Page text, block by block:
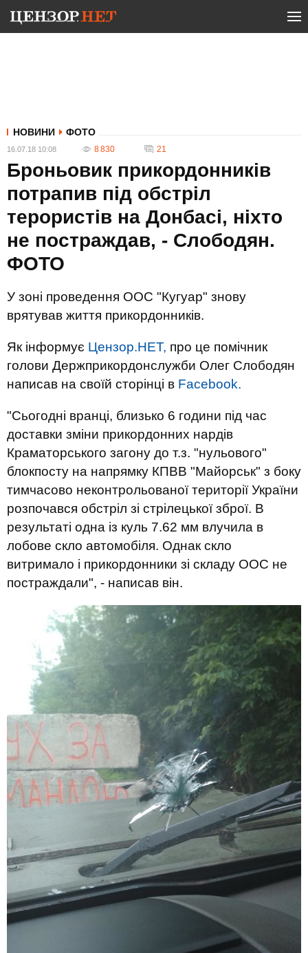
НОВИНИ ФОТО
16.07.18 10:08 8 830 21
Броньовик прикордонників
потрапив під обстріл
терористів на Донбасі, ніхто
не постраждав, - Слободян.
ФОТО
У зоні проведення ООС "Кугуар" знову
врятував життя прикордонників.
Як інформує Цензор.НЕТ, про це помічник
голови Держприкордонслужби Олег Слободян
написав на своїй сторінці в Facebook.
"Сьогодні вранці, близько 6 години під час
доставки зміни прикордонних нардів
Краматорського загону до т.з. "нульового"
блокпосту на напрямку КПВВ "Майорськ" з боку
тимчасово неконтрольованої території України
розпочався обстріл зі стрілецької зброї. В
результаті одна із куль 7.62 мм влучила в
лобове скло автомобіля. Однак скло
витримало і прикордонники зі складу ООС не
постраждали", - написав він.